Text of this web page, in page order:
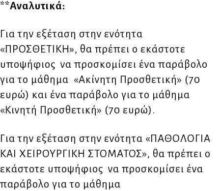
**Αναλυτικά:
Για την εξέταση στην ενότητα
«ΠΡΟΣΘΕΤΙΚΗ», θα πρέπει ο εκάστοτε
υποψήφιος να προσκομίσει ένα παράβολο
για το μάθημα «Ακίνητη Προσθετική» (70
ευρώ) και ένα παράβολο για το μάθημα
«Κινητή Προσθετική» (70 ευρώ).
Για την εξέταση στην ενότητα «ΠΑΘΟΛΟΓΙΑ
ΚΑΙ ΧΕΙΡΟΥΡΓΙΚΗ ΣΤΟΜΑΤΟΣ», θα πρέπει ο
εκάστοτε υποψήφιος να προσκομίσει ένα
παράβολο για το μάθημα